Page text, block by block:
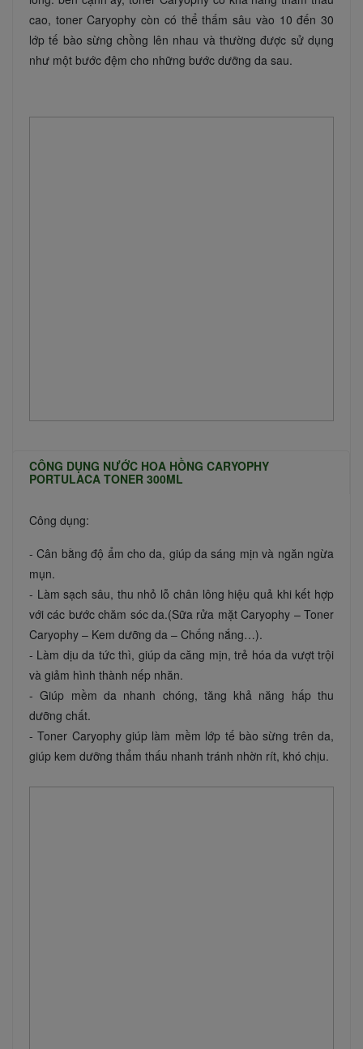
cao, toner Caryophy còn có thể thấm sâu vào 10 đến 30
lớp tế bào sừng chồng lên nhau và thường được sử dụng
như một bước đệm cho những bước dưỡng da sau.
CÔNG DỤNG NƯỚC HOA HỒNG CARYOPHY
PORTULACA TONER 300ML
Công dụng:
- Cân bằng độ ẩm cho da, giúp da sáng mịn và ngăn ngừa
mụn.
- Làm sạch sâu, thu nhỏ lỗ chân lông hiệu quả khi kết hợp
với các bước chăm sóc da.(Sữa rửa mặt Caryophy – Toner
Caryophy – Kem dưỡng da – Chống nắng…).
- Làm dịu da tức thì, giúp da căng mịn, trẻ hóa da vượt trội
và giảm hình thành nếp nhăn.
- Giúp mềm da nhanh chóng, tăng khả năng hấp thu
dưỡng chất.
- Toner Caryophy giúp làm mềm lớp tế bào sừng trên da,
giúp kem dưỡng thẩm thấu nhanh tránh nhờn rít, khó chịu.